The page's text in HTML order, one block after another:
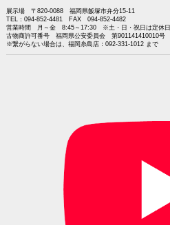
展示場 〒820-0088 福岡県飯塚市弁分15-11
TEL：094-852-4481 FAX 094-852-4482
営業時間 月～金 8:45～17:30 ※土・日・祝日は定休日
古物商許可番号 福岡県公安委員会 第901141410010号
※繋がらない場合は、福岡糸島店：092-331-1012 まで